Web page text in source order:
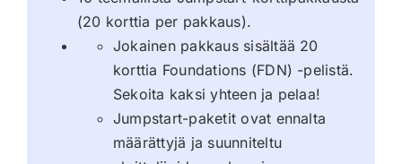
(20 korttia per pakkaus).
Jokainen pakkaus sisältää 20
korttia Foundations (FDN) -pelistä.
Sekoita kaksi yhteen ja pelaa!
Jumpstart-paketit ovat ennalta
määrättyjä ja suunniteltu